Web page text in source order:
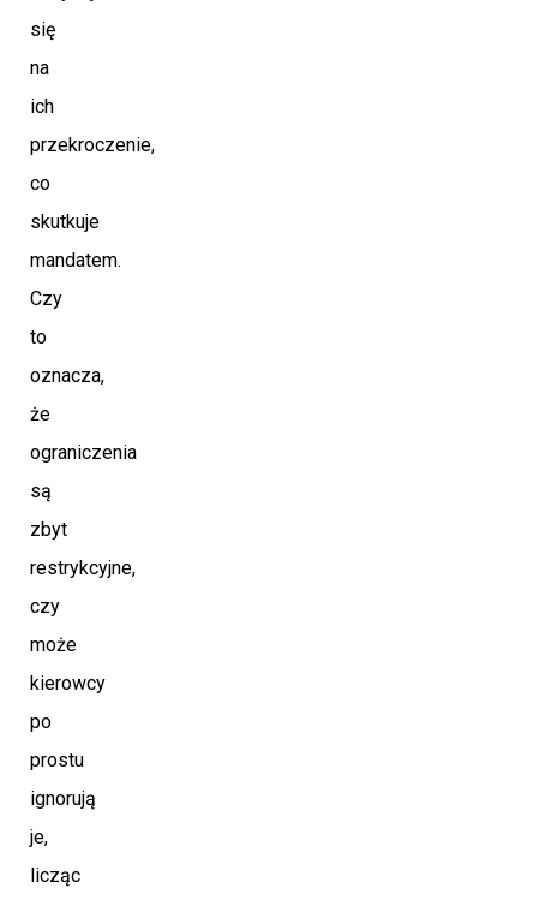
się
na
ich
przekroczenie,
co
skutkuje
mandatem.
Czy
to
oznacza,
że
ograniczenia
są
zbyt
restrykcyjne,
czy
może
kierowcy
po
prostu
ignorują
je,
licząc